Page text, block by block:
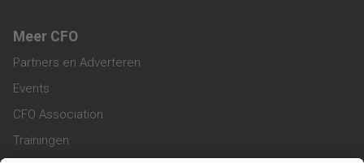
Meer CFO
Partners en Adverteren
Events
CFO Association
Trainingen